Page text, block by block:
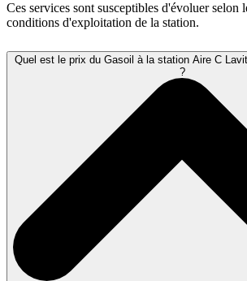
Ces services sont susceptibles d'évoluer selon
conditions d'exploitation de la station.
Quel est le prix du Gasoil à la station Aire C
?